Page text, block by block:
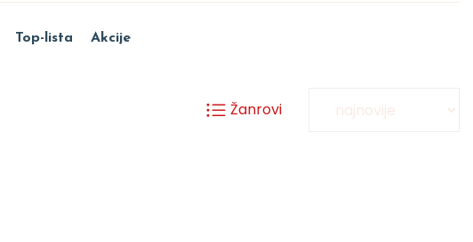
Top-lista Akcije
Žanrovi